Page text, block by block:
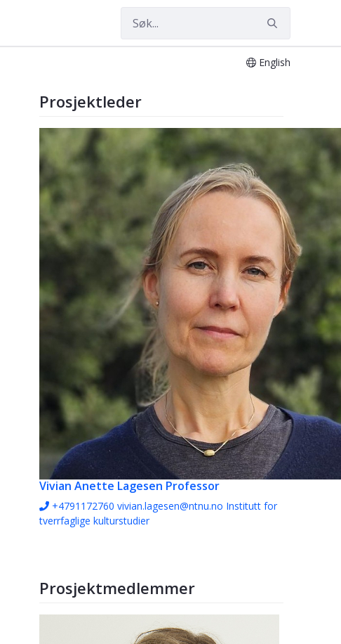
English
Prosjektleder
Vivian Anette Lagesen Professor
+4791172760 vivian.lagesen@ntnu.no Institutt for
tverrfaglige kulturstudier
Prosjektmedlemmer